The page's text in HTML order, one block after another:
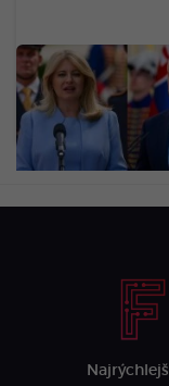
Slováci si vybrali
najlepšieho
Pre Fica aj
jasný odkaz